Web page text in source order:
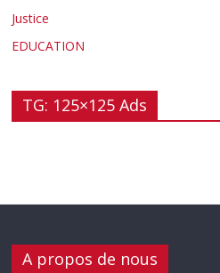
Justice
EDUCATION
TG: 125×125 Ads
A propos de nous